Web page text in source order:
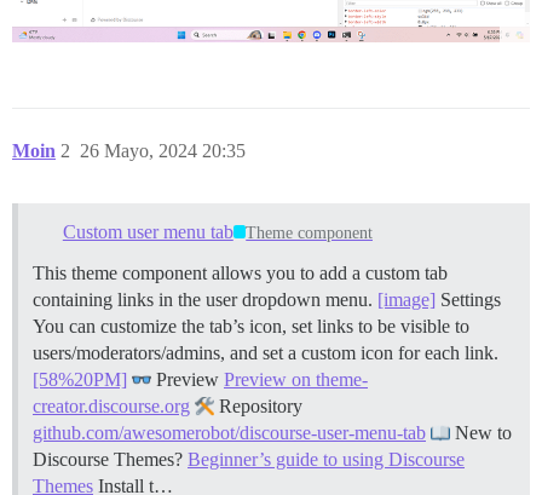
Moin 26 Mayo, 2024 20:35
2
Custom user menu tab Theme component
This theme component allows you to add a custom tab
containing links in the user dropdown menu. [image] Settings
You can customize the tab’s icon, set links to be visible to
users/moderators/admins, and set a custom icon for each link.
[58%20PM]
Preview Preview on theme-
creator.discourse.org
Repository
github.com/awesomerobot/discourse-user-menu-tab
New to
Discourse Themes? Beginner’s guide to using Discourse
Themes Install t…